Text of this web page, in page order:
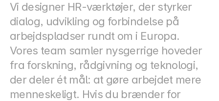
COMMUNITY
Join
Events
Experts
Vi designer HR-værktøjer, der styrker
dialog, udvikling og forbindelse på
arbejdspladser rundt om i Europa.
Vores team samler nysgerrige hoveder
fra forskning, rådgivning og teknologi,
der deler ét mål: at gøre arbejdet mere
menneskeligt. Hvis du brænder for